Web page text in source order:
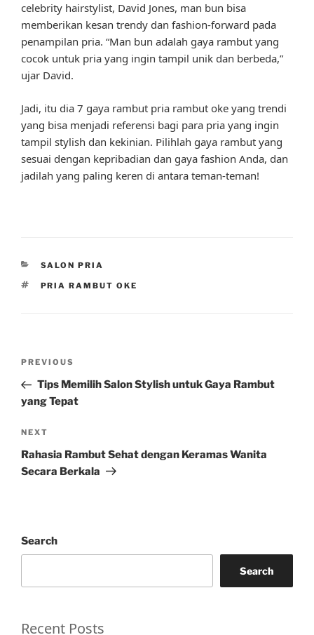
celebrity hairstylist, David Jones, man bun bisa
memberikan kesan trendy dan fashion-forward pada
penampilan pria. “Man bun adalah gaya rambut yang
cocok untuk pria yang ingin tampil unik dan berbeda,”
ujar David.
Jadi, itu dia 7 gaya rambut pria rambut oke yang trendi
yang bisa menjadi referensi bagi para pria yang ingin
tampil stylish dan kekinian. Pilihlah gaya rambut yang
sesuai dengan kepribadian dan gaya fashion Anda, dan
jadilah yang paling keren di antara teman-teman!
CATEGORIES
SALON PRIA
TAGS
PRIA RAMBUT OKE
Previous
Post
PREVIOUS
Tips Memilih Salon Stylish untuk Gaya Rambut
yang Tepat
Next
Post
NEXT
Rahasia Rambut Sehat dengan Keramas Wanita
Secara Berkala
Search
Search
Recent Posts